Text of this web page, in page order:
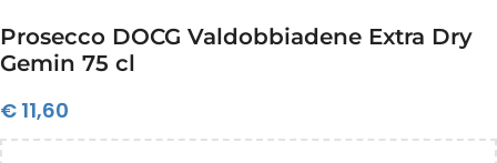
Prosecco DOCG Valdobbiadene Extra Dry
Gemin 75 cl
€ 11,60